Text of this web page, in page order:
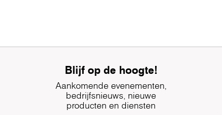
Blijf op de hoogte!
Aankomende evenementen,
bedrijfsnieuws, nieuwe
producten en diensten